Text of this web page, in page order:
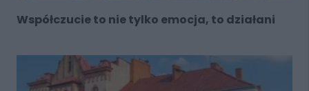
Współczucie to nie tylko emocja, to działani